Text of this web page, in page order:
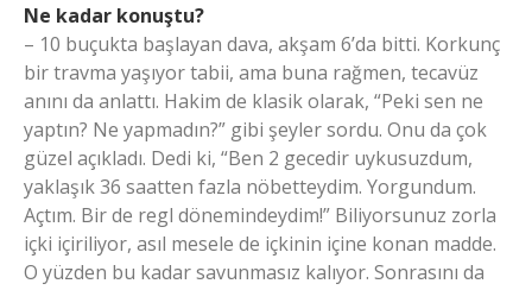
Ne kadar konuştu?
– 10 buçukta başlayan dava, akşam 6’da bitti. Korkunç
bir travma yaşıyor tabii, ama buna rağmen, tecavüz
anını da anlattı. Hakim de klasik olarak, “Peki sen ne
yaptın? Ne yapmadın?” gibi şeyler sordu. Onu da çok
güzel açıkladı. Dedi ki, “Ben 2 gecedir uykusuzdum,
yaklaşık 36 saatten fazla nöbetteydim. Yorgundum.
Açtım. Bir de regl dönemindeydim!” Biliyorsunuz zorla
içki içiriliyor, asıl mesele de içkinin içine konan madde.
O yüzden bu kadar savunmasız kalıyor. Sonrasını da